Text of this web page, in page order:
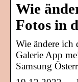
Wie
Fotos in
Wie ändere ich
Galerie App
Samsung